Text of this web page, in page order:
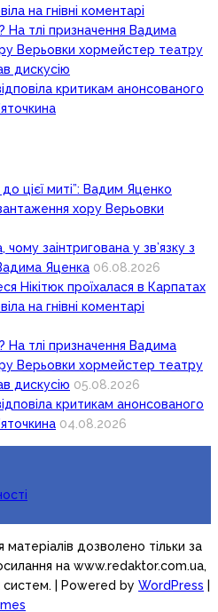
на гнівні коментарі
На тлі призначення Вадима
Верьовки хормейстер театру
дискусію
критикам анонсованого
цієї миті”: Вадим Яценко
хору Верьовки
заінтригована у зв’язку з
Яценка 06.08.2026
Нікітюк проїхалася в Карпатах
на гнівні коментарі
На тлі призначення Вадима
Верьовки хормейстер театру
дискусію 05.08.2026
критикам анонсованого
04.08.2026
дозволено тільки за
на www.redaktor.com.ua,
| Powered by WordPress